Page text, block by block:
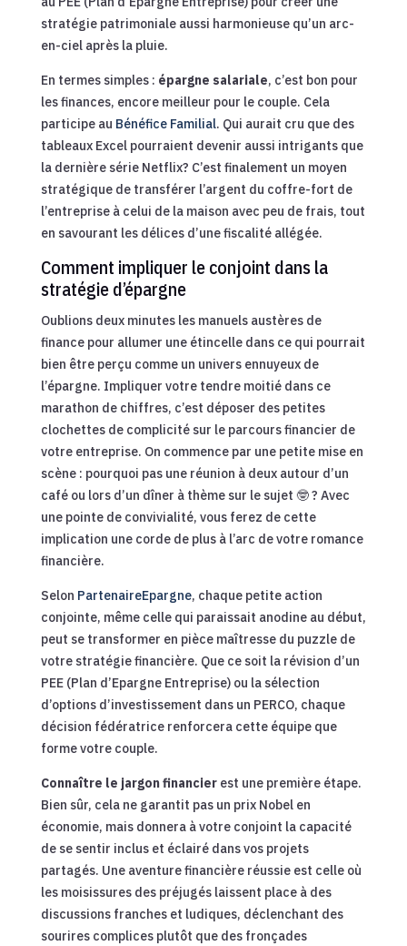
stratégie patrimoniale aussi harmonieuse qu’un arc-
en-ciel après la pluie.
En termes simples : épargne salariale, c’est bon pour
les finances, encore meilleur pour le couple. Cela
participe au Bénéfice Familial. Qui aurait cru que des
tableaux Excel pourraient devenir aussi intrigants que
la dernière série Netflix? C’est finalement un moyen
stratégique de transférer l’argent du coffre-fort de
l’entreprise à celui de la maison avec peu de frais, tout
en savourant les délices d’une fiscalité allégée.
Comment impliquer le conjoint dans la
stratégie d’épargne
Oublions deux minutes les manuels austères de
finance pour allumer une étincelle dans ce qui pourrait
bien être perçu comme un univers ennuyeux de
l’épargne. Impliquer votre tendre moitié dans ce
marathon de chiffres, c’est déposer des petites
clochettes de complicité sur le parcours financier de
votre entreprise. On commence par une petite mise en
scène : pourquoi pas une réunion à deux autour d’un
café ou lors d’un dîner à thème sur le sujet 🤓 ? Avec
une pointe de convivialité, vous ferez de cette
implication une corde de plus à l’arc de votre romance
financière.
Selon PartenaireEpargne, chaque petite action
conjointe, même celle qui paraissait anodine au début,
peut se transformer en pièce maîtresse du puzzle de
votre stratégie financière. Que ce soit la révision d’un
PEE (Plan d’Epargne Entreprise) ou la sélection
d’options d’investissement dans un PERCO, chaque
décision fédératrice renforcera cette équipe que
forme votre couple.
Connaître le jargon financierest une première étape.
Bien sûr, cela ne garantit pas un prix Nobel en
économie, mais donnera à votre conjoint la capacité
de se sentir inclus et éclairé dans vos projets
partagés. Une aventure financière réussie est celle où
les moisissures des préjugés laissent place à des
discussions franches et ludiques, déclenchant des
sourires complices plutôt que des fronçades